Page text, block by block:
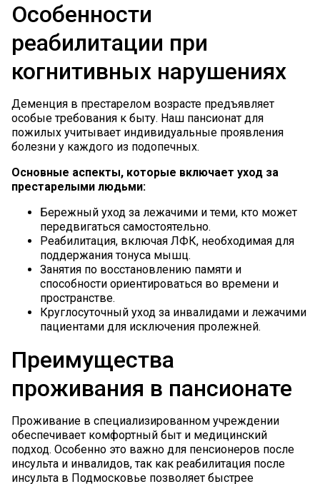
Особенности
реабилитации при
когнитивных нарушениях
Деменция в престарелом возрасте предъявляет
особые требования к быту. Наш пансионат для
пожилых учитывает индивидуальные проявления
болезни у каждого из подопечных.
Основные аспекты, которые включает уход за
престарелыми людьми:
Бережный уход за лежачими и теми, кто может
передвигаться самостоятельно.
Реабилитация, включая ЛФК, необходимая для
поддержания тонуса мышц.
Занятия по восстановлению памяти и
способности ориентироваться во времени и
пространстве.
Круглосуточный уход за инвалидами и лежачими
пациентами для исключения пролежней.
Преимущества
проживания в пансионате
Проживание в специализированном учреждении
обеспечивает комфортный быт и медицинский
подход. Особенно это важно для пенсионеров после
инсульта и инвалидов, так как реабилитация после
инсульта в Подмосковье позволяет быстрее